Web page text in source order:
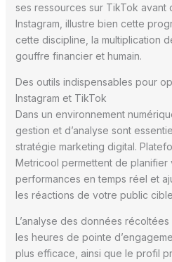
ses ressources sur TikTok avant
Instagram, illustre bien cette
cette discipline, la multiplication
gouffre financier et humain.
Des outils indispensables pour
Instagram et TikTok
Dans un environnement
gestion et d’analyse sont
stratégie marketing digital.
Metricool permettent de planifier
performances en temps réel et
les réactions de votre public
L’analyse des données
les heures de pointe
plus efficace, ainsi que le profil